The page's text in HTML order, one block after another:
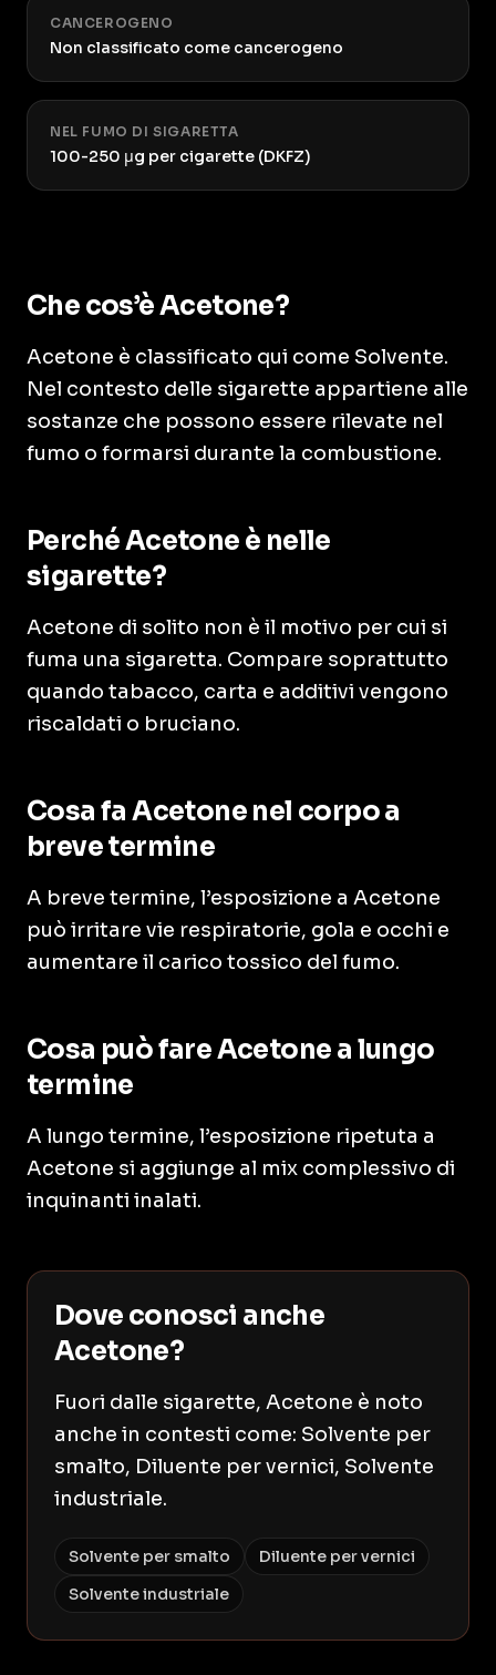
CANCEROGENO
Non classificato come cancerogeno
NEL FUMO DI SIGARETTA
100-250 μg per cigarette (DKFZ)
Che cos’è Acetone?
Acetone è classificato qui come Solvente.
Nel contesto delle sigarette appartiene alle
sostanze che possono essere rilevate nel
fumo o formarsi durante la combustione.
Perché Acetone è nelle
sigarette?
Acetone di solito non è il motivo per cui si
fuma una sigaretta. Compare soprattutto
quando tabacco, carta e additivi vengono
riscaldati o bruciano.
Cosa fa Acetone nel corpo a
breve termine
A breve termine, l’esposizione a Acetone
può irritare vie respiratorie, gola e occhi e
aumentare il carico tossico del fumo.
Cosa può fare Acetone a lungo
termine
A lungo termine, l’esposizione ripetuta a
Acetone si aggiunge al mix complessivo di
inquinanti inalati.
Dove conosci anche
Acetone?
Fuori dalle sigarette, Acetone è noto
anche in contesti come: Solvente per
smalto, Diluente per vernici, Solvente
industriale.
Solvente per smalto
Diluente per vernici
Solvente industriale